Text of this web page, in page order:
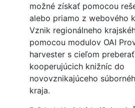
možné získať pomocou
alebo priamo z webového
Vznik regionálneho
pomocou modulov OAI
harvester s cieľom
kooperujúcich knižníc do
novovznikajúceho
kraja.